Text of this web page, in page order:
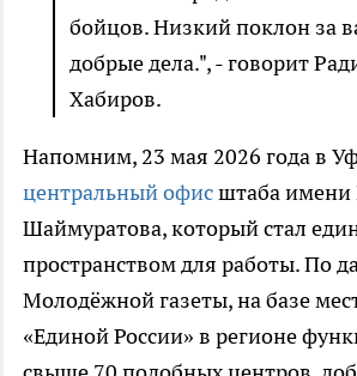
бойцов. Низкий поклон за
добрые дела.", - говорит
Хабиров.
Напомним, 23 мая 2026 года в
центральный офисштаба
Шаймуратова, который стал
пространством для работы. По
Молодёжной газеты, на базе
«Единой России» в регионе